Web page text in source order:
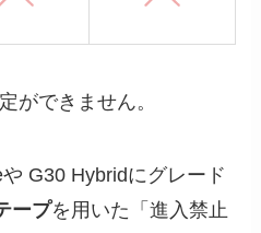
ができません。
G30 Hybridにグレード
ープを用いた「進入禁止